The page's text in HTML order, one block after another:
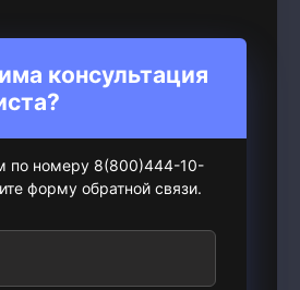
консультация
по номеру 8(800)444-10-
форму обратной связи.